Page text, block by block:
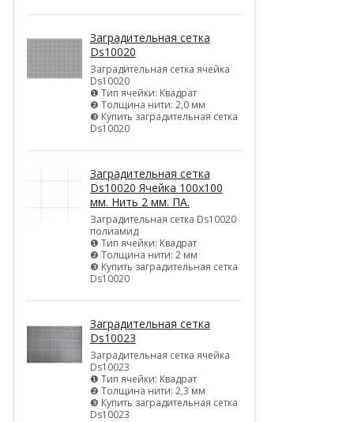
Заградительная сетка
Ds10020
Заградительная сетка ячейка
Ds10020
❶ Тип ячейки: Квадрат
❷ Толщина нити: 2,0 мм
❸ Купить заградительная сетка
Ds10020
Заградительная сетка
Ds10020 Ячейка 100х100
мм. Нить 2 мм. ПА.
Заградительная сетка Ds10020
полиамид
❶ Тип ячейки: Квадрат
❷ Толщина нити: 2 мм
❸ Купить заградительная сетка
Ds10020
Заградительная сетка
Ds10023
Заградительная сетка ячейка
Ds10023
❶ Тип ячейки: Квадрат
❷ Толщина нити: 2,3 мм
❸ Купить заградительная сетка
Ds10023